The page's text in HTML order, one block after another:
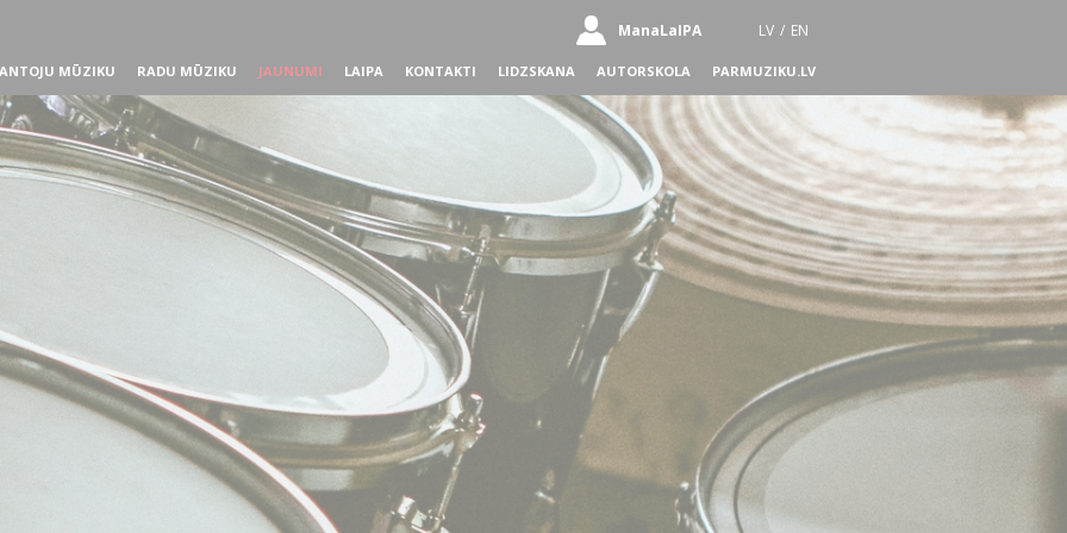
ManaLaIPA LV / EN
MŪZIKU RADU MŪZIKU JAUNUMI LAIPA KONTAKTI LIDZSKANA AUTORSKOLA PARMUZIKU.LV